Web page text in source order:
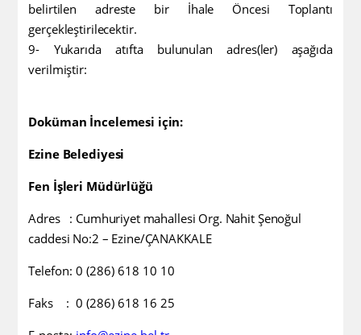
belirtilen adreste bir İhale Öncesi Toplantı
gerçekleştirilecektir.
9- Yukarıda atıfta bulunulan adres(ler) aşağıda
verilmiştir:
Doküman İncelemesi için:
Ezine Belediyesi
Fen İşleri Müdürlüğü
Adres : Cumhuriyet mahallesi Org. Nahit Şenoğul
caddesi No:2 – Ezine/ÇANAKKALE
Telefon: 0 (286) 618 10 10
Faks : 0 (286) 618 16 25